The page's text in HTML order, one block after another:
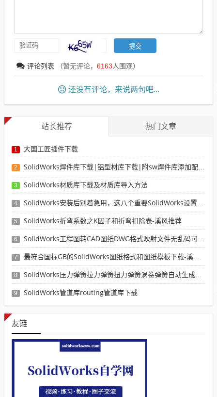
评论列表 （暂无评论， 6163人围观）
还没有评论，来说两句吧...
站长推荐 热门文章
1 大国工匠插件下载
2 SolidWorks焊件库下载|铝型材库下载|附sw焊件库添加配置使用教程
3 SolidWorks材质库下载及材质库导入方法
4 SolidWorks安装后别着急用，这八个重要SolidWorks设置可以提高你的画图效率
5 SolidWorks折弯系数之K因子和折弯扣除表-溪风推荐
6 SolidWorks工程图转CAD图纸DWG格式映射文件无乱码可分层-溪风亲测推荐
7 最符合国标GB的SolidWorks图纸格式和图纸模板下载-溪风专用版
8 SolidWorks压力弹簧拉力弹簧扭力弹簧涡卷弹簧自动生成宏程序下载
9 SolidWorks管道库routing管道库下载
友链